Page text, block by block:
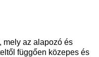
mely az alapozó és
függően közepes és